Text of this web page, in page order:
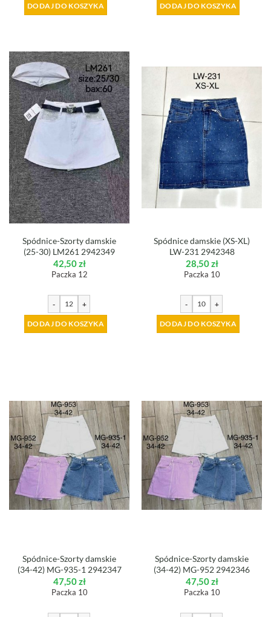
DODAJ DO KOSZYKA DODAJ DO KOSZYKA
Spódnice-Szorty damskie
(25-30) LM261 2942349
42,50zł
Paczka 12
- +
DODAJ DO KOSZYKA
Spódnice damskie (XS-XL)
LW-231 2942348
28,50zł
Paczka 10
- +
DODAJ DO KOSZYKA
Spódnice-Szorty damskie
(34-42) MG-935-1 2942347
47,50zł
Paczka 10
Spódnice-Szorty damskie
(34-42) MG-952 2942346
47,50zł
Paczka 10